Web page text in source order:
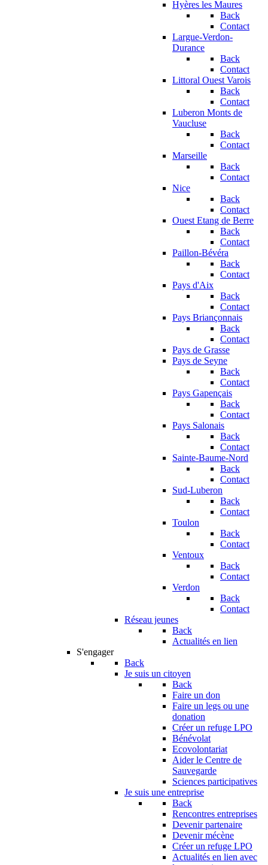
Hyères les Maures
Back
Contact
Largue-Verdon-
Durance
Back
Contact
Littoral Ouest Varois
Back
Contact
Luberon Monts de
Vaucluse
Back
Contact
Marseille
Back
Contact
Nice
Back
Contact
Ouest Etang de Berre
Back
Contact
Paillon-Bévéra
Back
Contact
Pays d'Aix
Back
Contact
Pays Briançonnais
Back
Contact
Pays de Grasse
Pays de Seyne
Back
Contact
Pays Gapençais
Back
Contact
Pays Salonais
Back
Contact
Sainte-Baume-Nord
Back
Contact
Sud-Luberon
Back
Contact
Toulon
Back
Contact
Ventoux
Back
Contact
Verdon
Back
Contact
Réseau jeunes
Back
Actualités en lien
S'engager
Back
Je suis un citoyen
Back
Faire un don
Faire un legs ou une
donation
Créer un refuge LPO
Bénévolat
Ecovolontariat
Aider le Centre de
Sauvegarde
Sciences participatives
Je suis une entreprise
Back
Rencontres entreprises
Devenir partenaire
Devenir mécène
Créer un refuge LPO
Actualités en lien avec